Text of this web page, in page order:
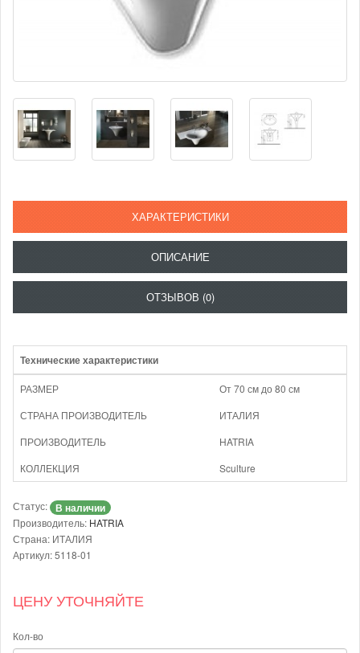
ХАРАКТЕРИСТИКИ
ОПИСАНИЕ
ОТЗЫВОВ (0)
Технические характеристики
РАЗМЕР
От 70 см до 80 см
СТРАНА ПРОИЗВОДИТЕЛЬ
ИТАЛИЯ
ПРОИЗВОДИТЕЛЬ
HATRIA
КОЛЛЕКЦИЯ
Sculture
Статус: В наличии
Производитель: HATRIA
Страна: ИТАЛИЯ
Артикул: 5118-01
ЦЕНУ УТОЧНЯЙТЕ
Кол-во